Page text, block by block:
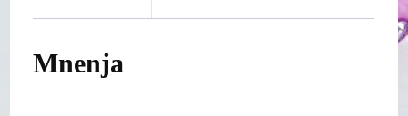
Mnenja